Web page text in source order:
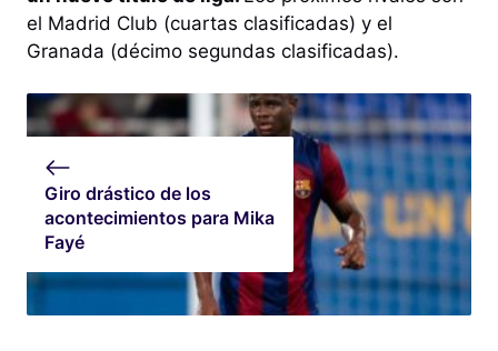
el Madrid Club (cuartas clasificadas) y el
Granada (décimo segundas clasificadas).
Giro drástico de los
acontecimientos para Mika
Fayé